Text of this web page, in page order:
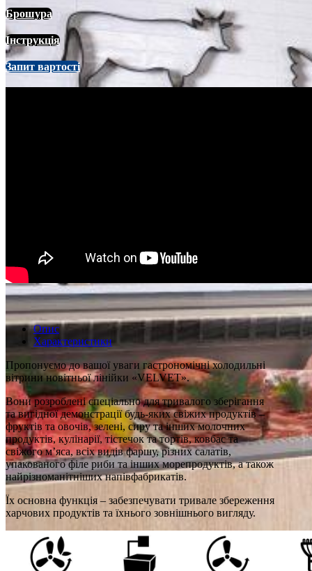
Брошура
Інструкція
Запит вартості
Опис
Характеристики
Пропонуємо до вашої уваги гастрономічні холодильні
вітрини новітньої лінійки «VELVET».
Вони розроблені спеціально для тривалого зберігання
та вигідної демонстрації будь-яких свіжих продуктів –
фруктів та овочів, зелені, сиру та інших молочних
продуктів, кулінарії, тістечок та тортів, ковбас та
свіжого м’яса, всіх видів фаршу, різних салатів,
упакованого філе риби та інших морепродуктів, а також
найрізноманітніших напівфабрикатів.
Їх основна функція – забезпечувати тривале збереження
харчових продуктів та їхнього зовнішнього вигляду.